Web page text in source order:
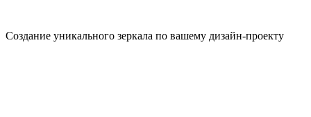
Создание уникального зеркала по вашему дизайн-проекту